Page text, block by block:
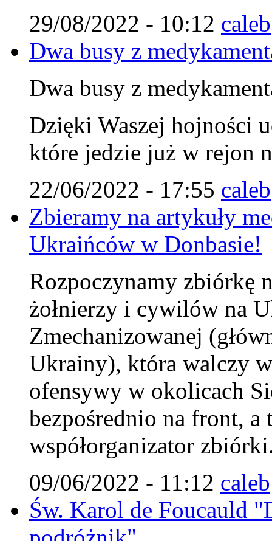
29/08/2022 - 10:12 caleb
Dwa busy z
Dwa busy z
Dzięki Waszej hojności
które jedzie już w rejon
22/06/2022 - 17:55 caleb
Zbieramy na artykuły
Ukraińców w Donbasie!
Rozpoczynamy zbiórkę
żołnierzy i cywilów na
Zmechanizowanej
Ukrainy), która walczy
ofensywy w okolicach
bezpośrednio na front, a
współorganizator
09/06/2022 - 11:12 caleb
Św. Karol de Foucauld